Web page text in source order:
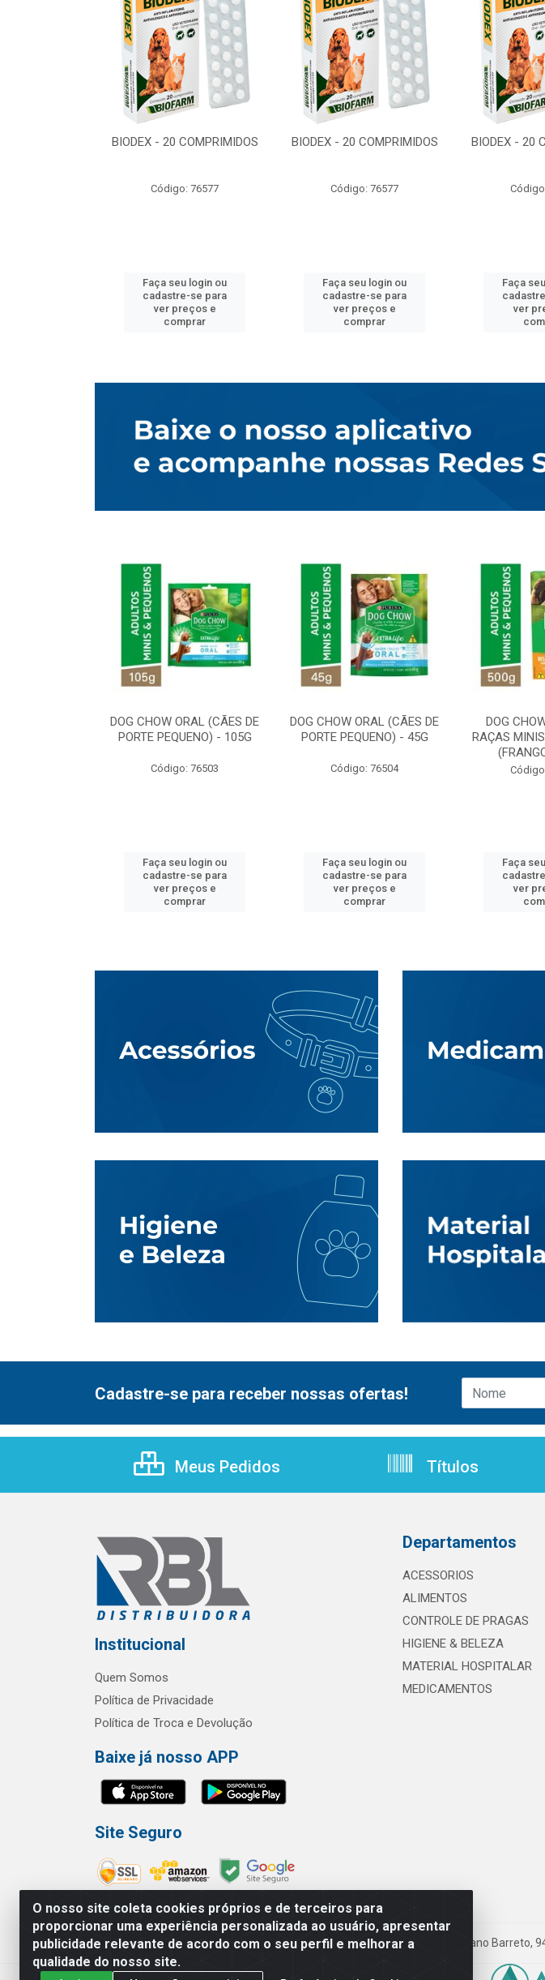
BIODEX - 20 COMPRIMIDOS
Código: 76577
Faça seu login ou
cadastre-se para
ver preços e
comprar
BIODEX - 20 COMPRIMIDOS
Código: 76577
Faça seu login ou
cadastre-se para
ver preços e
comprar
BIODEX - 20
Faça
ver
DOG CHOW ORAL (CÃES DE
PORTE PEQUENO) - 105G
Código: 76503
Faça seu login ou
cadastre-se para
ver preços e
comprar
DOG CHOW ORAL (CÃES DE
PORTE PEQUENO) - 45G
Código: 76504
Faça seu login ou
cadastre-se para
ver preços e
comprar
DOG
RAÇAS
Faça
ver
O nosso site coleta cookies próprios e de terceiros para
proporcionar uma experiência personalizada ao usuário, apresentar
publicidade relevante de acordo com o seu perfil e melhorar a
qualidade do nosso site.
Cadastre-se para receber nossas ofertas!
Meus Pedidos Títulos
Institucional
Quem Somos
Política de Privacidade
Política de Troca e Devolução
Baixe já nosso APP
Site Seguro
Departamentos
ACESSORIOS
ALIMENTOS
CONTROLE DE PRAGAS
HIGIENE & BELEZA
MATERIAL HOSPITALAR
MEDICAMENTOS
RBL Distribuidora Distribuidora Gomes LTDA - Rua Maximiano Barreto,